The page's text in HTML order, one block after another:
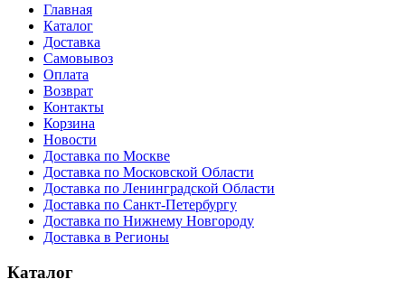
Главная
Каталог
Доставка
Самовывоз
Оплата
Возврат
Контакты
Корзина
Новости
Доставка по Москве
Доставка по Московской Области
Доставка по Ленинградской Области
Доставка по Санкт-Петербургу
Доставка по Нижнему Новгороду
Доставка в Регионы
Каталог